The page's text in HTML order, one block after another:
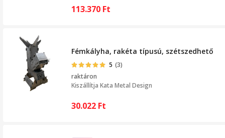
113.370 Ft
Fémkályha, rakéta típusú, szétszedhető
5 (3)
raktáron
Kiszállítja Kata Metal Design
30.022 Ft